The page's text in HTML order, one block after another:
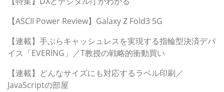
【ASCII Power Review】Galaxy Z Fold3 5G
【連載】手ぶらキャッシュレスを実現する指輪型決済デバ
イス「EVERING」／T教授の戦略的衝動買い
【連載】どんなサイズにも対応するラベル印刷／
JavaScriptの部屋